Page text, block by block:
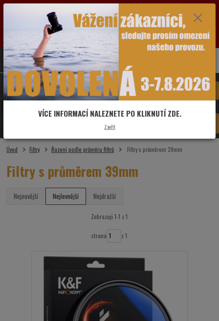
DŮVODU DOVOLENÉ ZAVŘENÁ. POZASTAVEN BUDE V TUTO DOBU I PROVOZ ESHOPU.
VŠECHNY DOTAZY A OBJEDNÁVKY PŘIJATÉ VE ZMÍNĚNÉM OBDOBÍ BUDOU VYŘIZOVÁNY
OD PONDĚLÍ 10.8.2026. DĚKUJEME ZA POCHOPENÍ A PŘEDEM SE OMLOUVÁME ZA MOŽNÉ
KOMPLIKACE.
Menu
CZK
775 481 993
Úvod Filtry Řazení podle průměru filtrů Filtry s průměrem 39mm
Filtry s průměrem 39mm
Nejnovější Nejlevnější Nejdražší
Zobrazuji 1-1 z 1
strana z 1
VÍCE INFORMACÍ NALEZNETE PO KLIKNUTÍ ZDE.
Zavřít